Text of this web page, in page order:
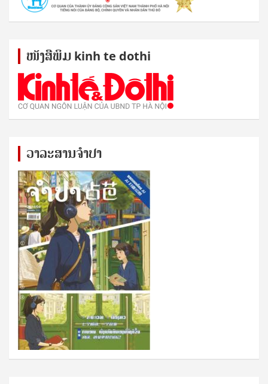
ໜັງ​ສື​ພິມ kinh te dothi
ວາລະສານຈຳປາ